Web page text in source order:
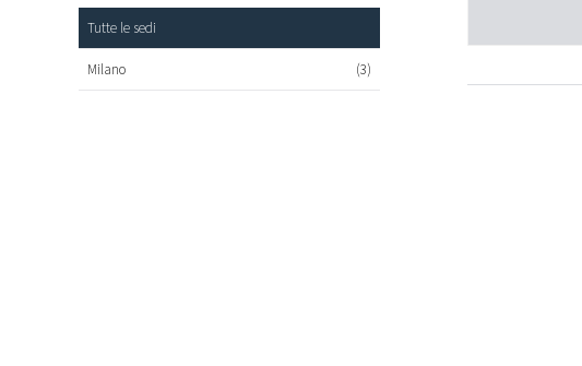
Tutte le sedi
Milano (3)